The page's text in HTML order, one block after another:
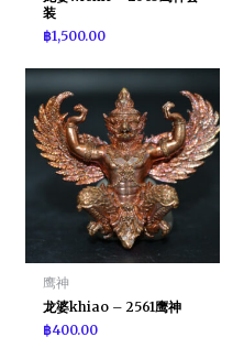
装
฿1,500.00
鹰神
龙婆khiao – 2561鹰神
฿400.00